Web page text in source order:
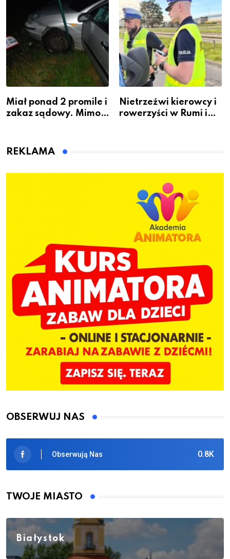
Miał ponad 2 promile i
zakaz sądowy. Mimo
Bolszewie i uderzył w
Nietrzeźwi kierowcy i
rowerzyści w Rumi i
REKLAMA
OBSERWUJ NAS
0.8K
Obserwują Nas
TWOJE MIASTO
Białystok